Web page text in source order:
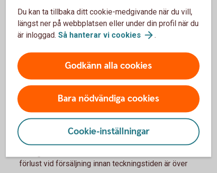
Skapar variation i portföljen med tillgångsslaget krediter
Ger möjlighet till en kontinuerlig, t ex årlig, utbetalning av
avkastning i form av en kupong
Ger möjlighet att investera i en underliggande marknad
du är intresserad av, utan att du behöver investera direkt
i en företagsobligation där minsta kapitalplacering ofta
är hög
Nackdelar
Delar av eller hela det nominella beloppet kan gå
Köpkursen på andrahandsmarknaden kan variera relativt
förlust vid försäljning innan teckningstiden är över
Du kan ta tillbaka ditt cookie-medgivande när du vill,
längst ner på webbplatsen eller under din profil när du
är inloggad. Så hanterar vi cookies .
Godkänn alla cookies
Bara nödvändiga cookies
Cookie-inställningar